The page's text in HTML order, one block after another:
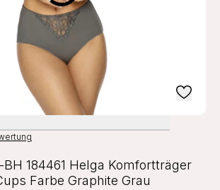
184461 Helga Komfortträger
Farbe Graphite Grau